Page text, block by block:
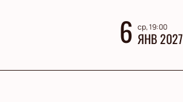
6 ср, 19:00
ЯНВ 2027